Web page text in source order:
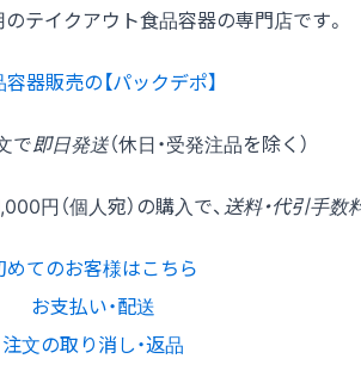
のテイクアウト食品容器の専門店です。
器販売の【パックデポ】
で即日発送（休日・受発注品を除く）
円（個人宛）の購入で、 送料・代引手数
めてのお客様はこちら
お支払い・配送
注文の取り消し・返品